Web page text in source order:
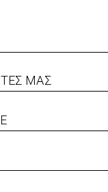
menu
ΜΑΣ